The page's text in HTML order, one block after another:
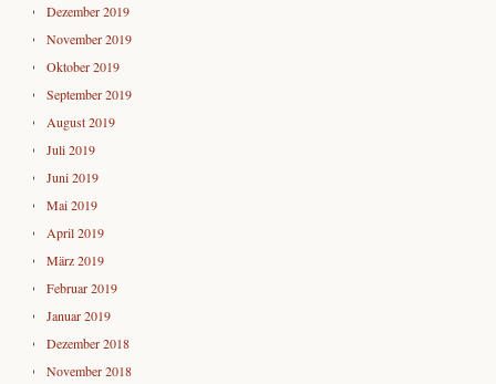
Dezember 2019
November 2019
Oktober 2019
September 2019
August 2019
Juli 2019
Juni 2019
Mai 2019
April 2019
März 2019
Februar 2019
Januar 2019
Dezember 2018
November 2018